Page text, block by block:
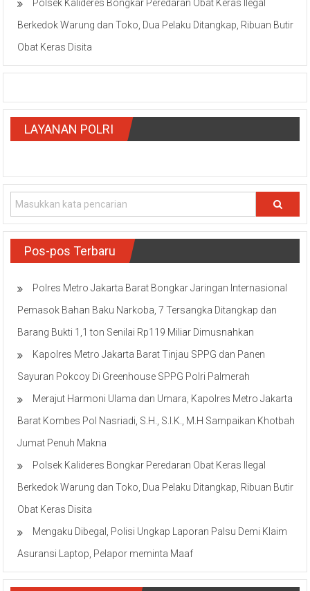
Polsek Kalideres Bongkar Peredaran Obat Keras Ilegal
Berkedok Warung dan Toko, Dua Pelaku Ditangkap, Ribuan Butir
Obat Keras Disita
LAYANAN POLRI
Pos-pos Terbaru
Polres Metro Jakarta Barat Bongkar Jaringan Internasional
Pemasok Bahan Baku Narkoba, 7 Tersangka Ditangkap dan
Barang Bukti 1,1 ton Senilai Rp119 Miliar Dimusnahkan
Kapolres Metro Jakarta Barat Tinjau SPPG dan Panen
Sayuran Pokcoy Di Greenhouse SPPG Polri Palmerah
Merajut Harmoni Ulama dan Umara, Kapolres Metro Jakarta
Barat Kombes Pol Nasriadi, S.H., S.I.K., M.H Sampaikan Khotbah
Jumat Penuh Makna
Polsek Kalideres Bongkar Peredaran Obat Keras Ilegal
Berkedok Warung dan Toko, Dua Pelaku Ditangkap, Ribuan Butir
Obat Keras Disita
Mengaku Dibegal, Polisi Ungkap Laporan Palsu Demi Klaim
Asuransi Laptop, Pelapor meminta Maaf